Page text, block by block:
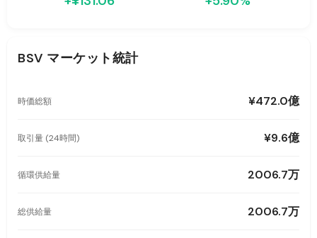
BSV マーケット統計
時価総額 ¥472.0億
取引量 (24時間) ¥9.6億
循環供給量 2006.7万
総供給量 2006.7万